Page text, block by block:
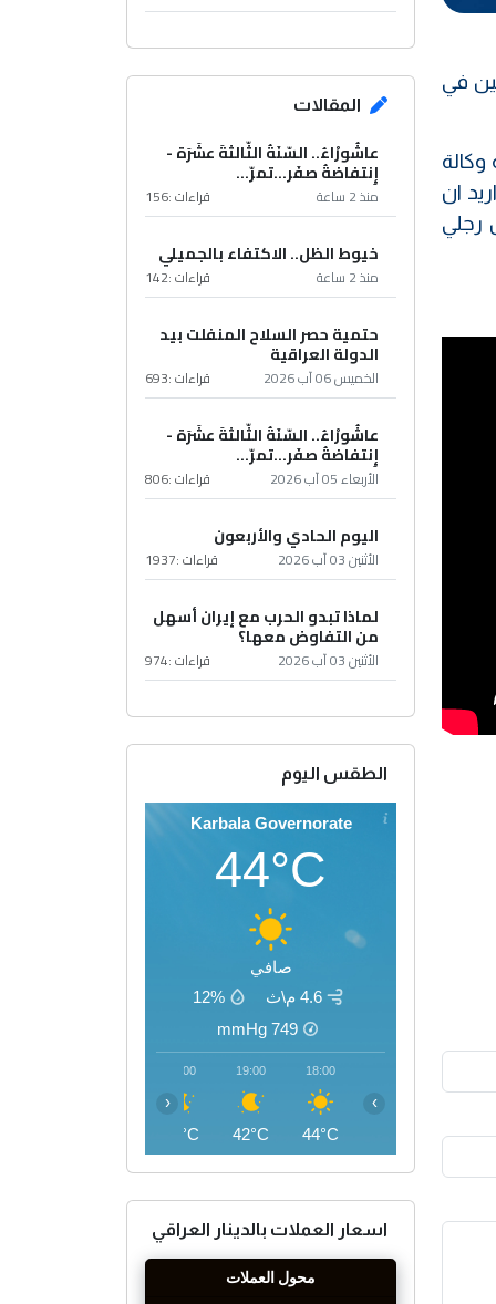
في
وكالة
اريد ان
رجلي
المقالات
عاشُورْاءُ.. السّنَةُ الثّالثةَ عشَرَة -
إِنتفاضةُ صفَر…تمرّ...
منذ 2 ساعة قراءات :156
خيوط الظل.. الاكتفاء بالجميلي
منذ 2 ساعة قراءات :142
حتمية حصر السلاح المنفلت بيد
الدولة العراقية
الخميس 06 آب 2026 قراءات :693
عاشُورْاءُ.. السّنَةُ الثّالثةَ عشَرَة -
إِنتفاضةُ صفَر…تمرّ...
الأربعاء 05 آب 2026 قراءات :806
اليوم الحادي والأربعون
الأثنين 03 آب 2026 قراءات :1937
لماذا تبدو الحرب مع إيران أسهل
من التفاوض معها؟
الأثنين 03 آب 2026 قراءات :974
الطقس اليوم
Karbala Governorate
44°C
صافي
4.6 م\ث
12%
749
mmHg
18:00
44°C
19:00
42°C
20:00
40°C
‹ ›
اسعار العملات بالدينار العراقي